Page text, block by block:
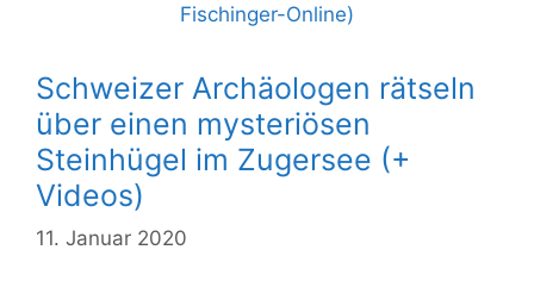
Schweizer Archäologen rätseln
über einen mysteriösen
Steinhügel im Zugersee (+
Videos)
11. Januar 2020